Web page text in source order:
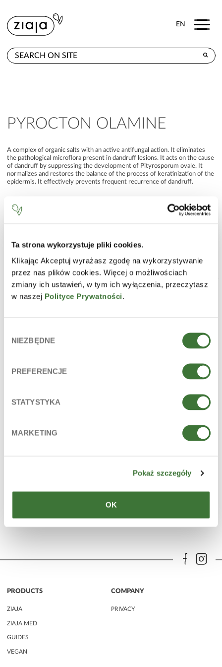
Ta strona wykorzystuje pliki cookies.
Klikając Akceptuj wyrażasz zgodę na wykorzystywanie
przez nas plików cookies. Więcej o możliwościach
zmiany ich ustawień, w tym ich wyłączenia, przeczytasz
w naszej Polityce Prywatności.
zgody
NIEZBĘDNE
PREFERENCJE
STATYSTYKA
MARKETING
Pokaż szczegóły
OK
EN Menu
CONTACT
PYROCTON OLAMINE
A complex of organic salts with an active antifungal action. It eliminates
the pathological microflora present in dandruff lesions. It acts on the cause
of dandruff by suppressing the development of Pityrosporum ovale. It
normalizes and restores the balance of the process of keratinization of the
epidermis. It effectively prevents frequent recurrence of dandruff.
BACK TO INGREDIENTS LIST
PRODUCTS THAT CONTAIN
INGREDIENT
LINE hair care
PRODUCTS
ZIAJA
ZIAJA MED
GUIDES
VEGAN
COMPANY
PRIVACY